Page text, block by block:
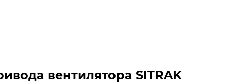
вентилятора SITRAK